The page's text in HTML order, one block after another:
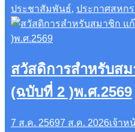
ประชาสัมพันธ์, ประกาศสหก
สวัสดิการสำหรับส
(ฉบับที่ 2 )พ.ศ.2569
7 ส.ค. 25697 ส.ค. 2026เจ้า